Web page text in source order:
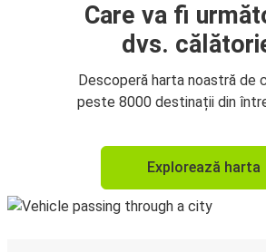
Care va fi
dvs.
Descoperă harta noastră de
peste 8000 destinații din
Explorează harta